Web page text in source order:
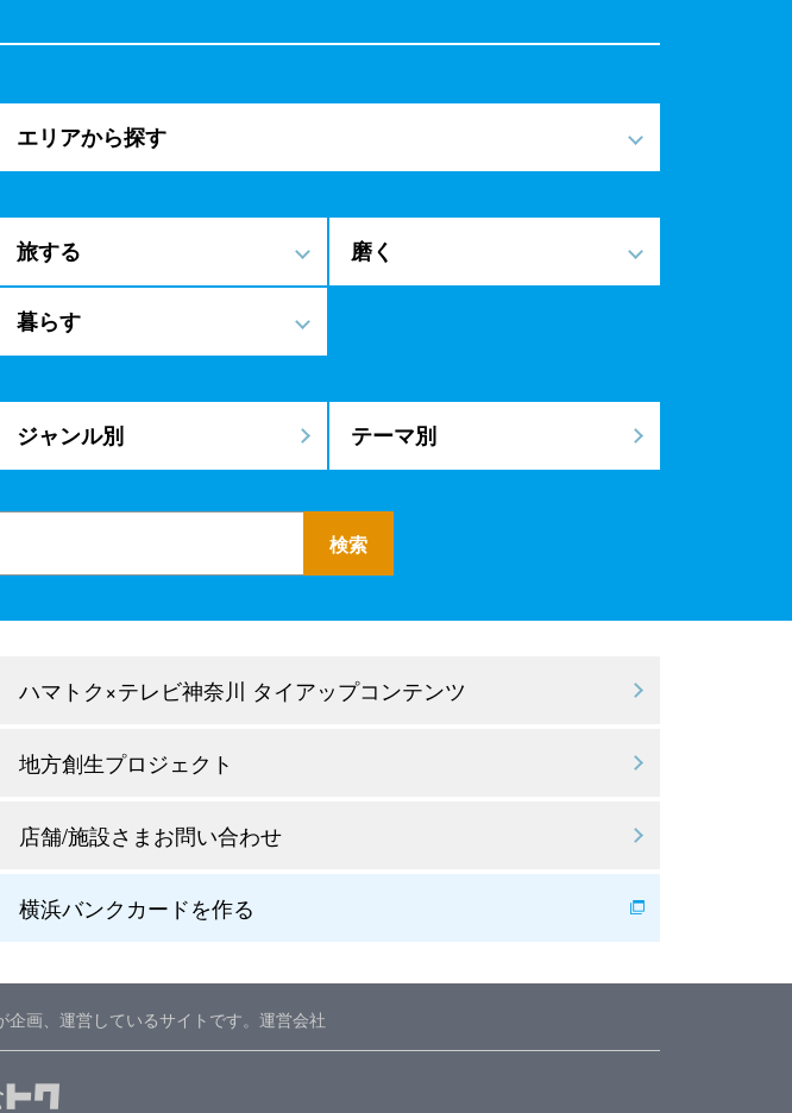
エリアから探す
旅する 磨く
暮らす
ジャンル別 テーマ別
ハマトク×テレビ神奈川 タイアップコンテンツ
地方創生プロジェクト
店舗/施設さまお問い合わせ
横浜バンクカードを作る
画、運営しているサイトです。 運営会社